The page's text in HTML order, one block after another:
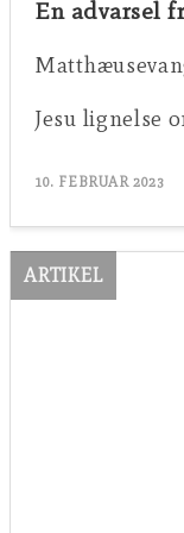
En advarsel
Jesu lignelse
10. FEBRUAR 2023
ARTIKEL